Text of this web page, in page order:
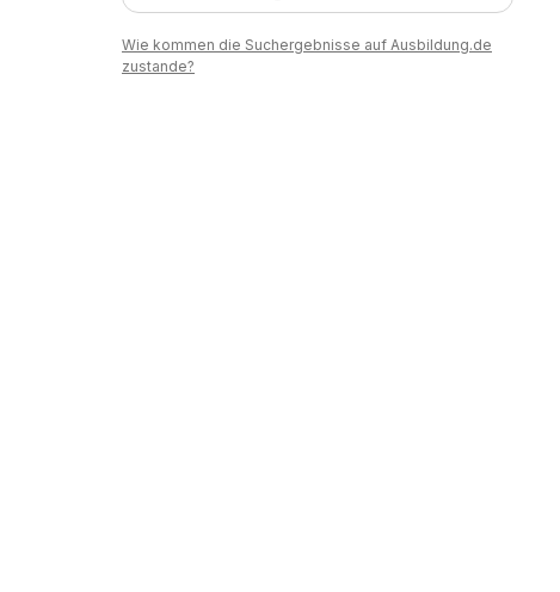
Wie kommen die Suchergebnisse auf Ausbildung.de
zustande?